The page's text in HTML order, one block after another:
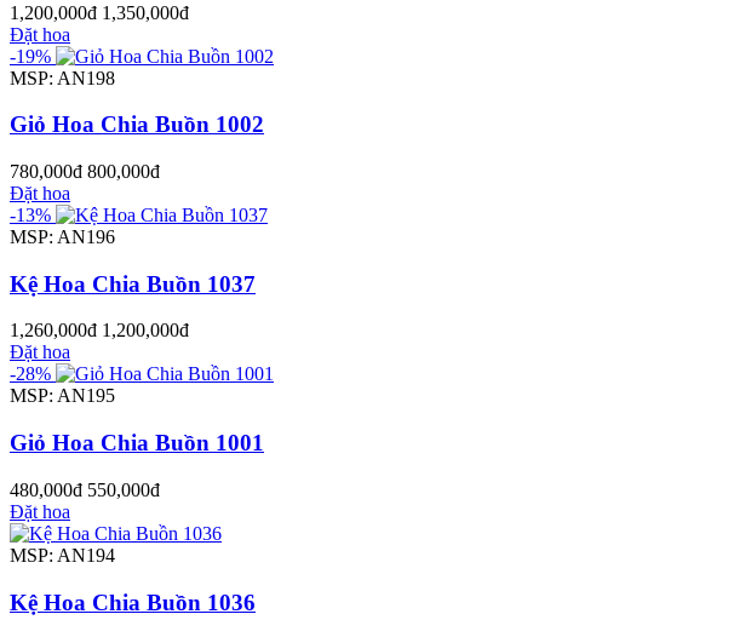
1,200,000đ 1,350,000đ
Đặt hoa
-19%
MSP: AN198
Giỏ Hoa Chia Buồn 1002
780,000đ 800,000đ
Đặt hoa
-13%
MSP: AN196
Kệ Hoa Chia Buồn 1037
1,260,000đ 1,200,000đ
Đặt hoa
-28%
MSP: AN195
Giỏ Hoa Chia Buồn 1001
480,000đ 550,000đ
Đặt hoa
MSP: AN194
Kệ Hoa Chia Buồn 1036